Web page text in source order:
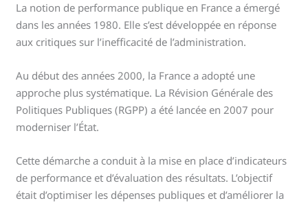
La notion de performance publique en France a émergé
dans les années 1980. Elle s’est développée en réponse
aux critiques sur l’inefficacité de l’administration.
Au début des années 2000, la France a adopté une
approche plus systématique. La Révision Générale des
Politiques Publiques (RGPP) a été lancée en 2007 pour
moderniser l’État.
Cette démarche a conduit à la mise en place d’indicateurs
de performance et d’évaluation des résultats. L’objectif
était d’optimiser les dépenses publiques et d’améliorer la